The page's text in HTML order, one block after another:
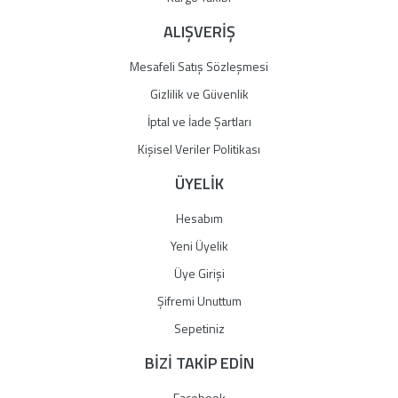
ALIŞVERİŞ
Mesafeli Satış Sözleşmesi
Gizlilik ve Güvenlik
İptal ve İade Şartları
Kişisel Veriler Politikası
ÜYELİK
Hesabım
Yeni Üyelik
Üye Girişi
Şifremi Unuttum
Sepetiniz
BİZİ TAKİP EDİN